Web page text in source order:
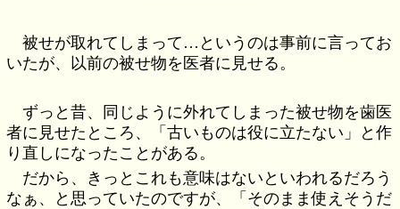
被せが取れてしまって…というのは事前に言ってお
いたが、以前の被せ物を医者に見せる。
ずっと昔、同じように外れてしまった被せ物を歯医
者に見せたところ、「古いものは役に立たない」と作
り直しになったことがある。
だから、きっとこれも意味はないといわれるだろう
なぁ、と思っていたのですが、「そのまま使えそうだ